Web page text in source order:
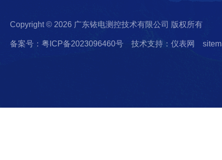
Copyright © 2026 广东铱电测控技术有限公司 版权所有
备案号：粤ICP备2023096460号 技术支持：仪表网